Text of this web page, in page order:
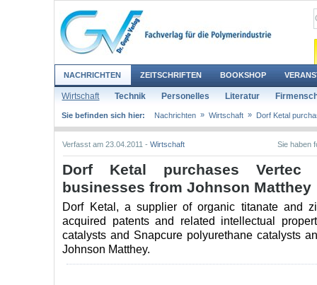
NACHRICHTEN ZEITSCHRIFTEN BOOKSHOP
Wirtschaft Technik Personelles Literatur
Sie befinden sich hier: Nachrichten » Wirtschaft » Dorf Ketal
Verfasst am 23.04.2011 -Wirtschaft Sie haben
Dorf Ketal purchases Vertec
businesses from Johnson Matthey
Dorf Ketal, a supplier of organic titanate and
acquired patents and related intellectual
catalysts and Snapcure polyurethane catalysts
Johnson Matthey.